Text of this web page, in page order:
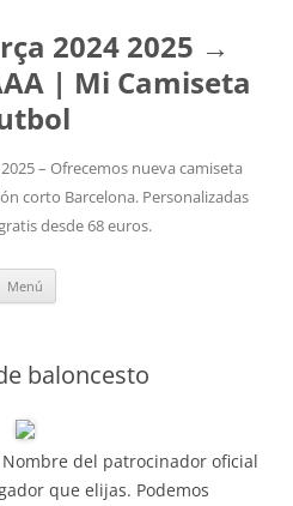
2024 2025 →
| Mi Camiseta
– Ofrecemos nueva camiseta
corto Barcelona. Personalizadas
desde 68 euros.
Menú
baloncesto
del patrocinador oficial
que elijas. Podemos